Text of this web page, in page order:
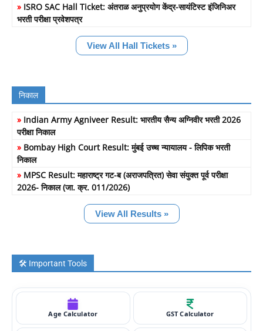
» ISRO SAC Hall Ticket: अंतराळ अनुप्रयोग केंद्र-सायंटिस्ट इंजिनिअर
भरती परीक्षा प्रवेशपत्र
View All Hall Tickets »
निकाल
» Indian Army Agniveer Result: भारतीय सैन्य अग्निवीर भरती 2026
परीक्षा निकाल
» Bombay High Court Result: मुंबई उच्च न्यायालय - लिपिक भरती
निकाल
» MPSC Result: महाराष्ट्र गट-ब (अराजपत्रित) सेवा संयुक्त पूर्व परीक्षा
2026- निकाल (जा. क्र. 011/2026)
View All Results »
🛠️ Important Tools
Age Calculator GST Calculator